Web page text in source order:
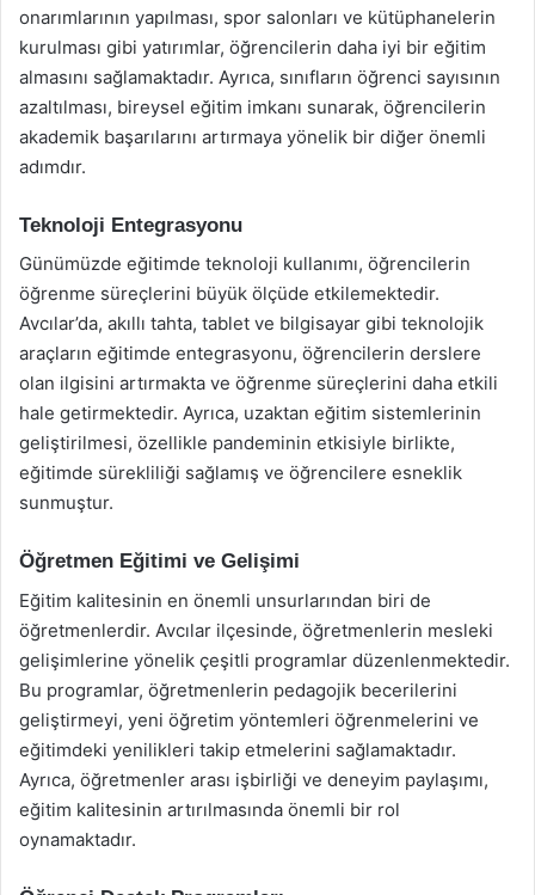
onarımlarının yapılması, spor salonları ve kütüphanelerin
kurulması gibi yatırımlar, öğrencilerin daha iyi bir eğitim
almasını sağlamaktadır. Ayrıca, sınıfların öğrenci sayısının
azaltılması, bireysel eğitim imkanı sunarak, öğrencilerin
akademik başarılarını artırmaya yönelik bir diğer önemli
adımdır.
Teknoloji Entegrasyonu
Günümüzde eğitimde teknoloji kullanımı, öğrencilerin
öğrenme süreçlerini büyük ölçüde etkilemektedir.
Avcılar’da, akıllı tahta, tablet ve bilgisayar gibi teknolojik
araçların eğitimde entegrasyonu, öğrencilerin derslere
olan ilgisini artırmakta ve öğrenme süreçlerini daha etkili
hale getirmektedir. Ayrıca, uzaktan eğitim sistemlerinin
geliştirilmesi, özellikle pandeminin etkisiyle birlikte,
eğitimde sürekliliği sağlamış ve öğrencilere esneklik
sunmuştur.
Öğretmen Eğitimi ve Gelişimi
Eğitim kalitesinin en önemli unsurlarından biri de
öğretmenlerdir. Avcılar ilçesinde, öğretmenlerin mesleki
gelişimlerine yönelik çeşitli programlar düzenlenmektedir.
Bu programlar, öğretmenlerin pedagojik becerilerini
geliştirmeyi, yeni öğretim yöntemleri öğrenmelerini ve
eğitimdeki yenilikleri takip etmelerini sağlamaktadır.
Ayrıca, öğretmenler arası işbirliği ve deneyim paylaşımı,
eğitim kalitesinin artırılmasında önemli bir rol
oynamaktadır.